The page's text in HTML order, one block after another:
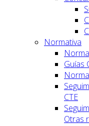
Normativa
Guías
CTE
Otras